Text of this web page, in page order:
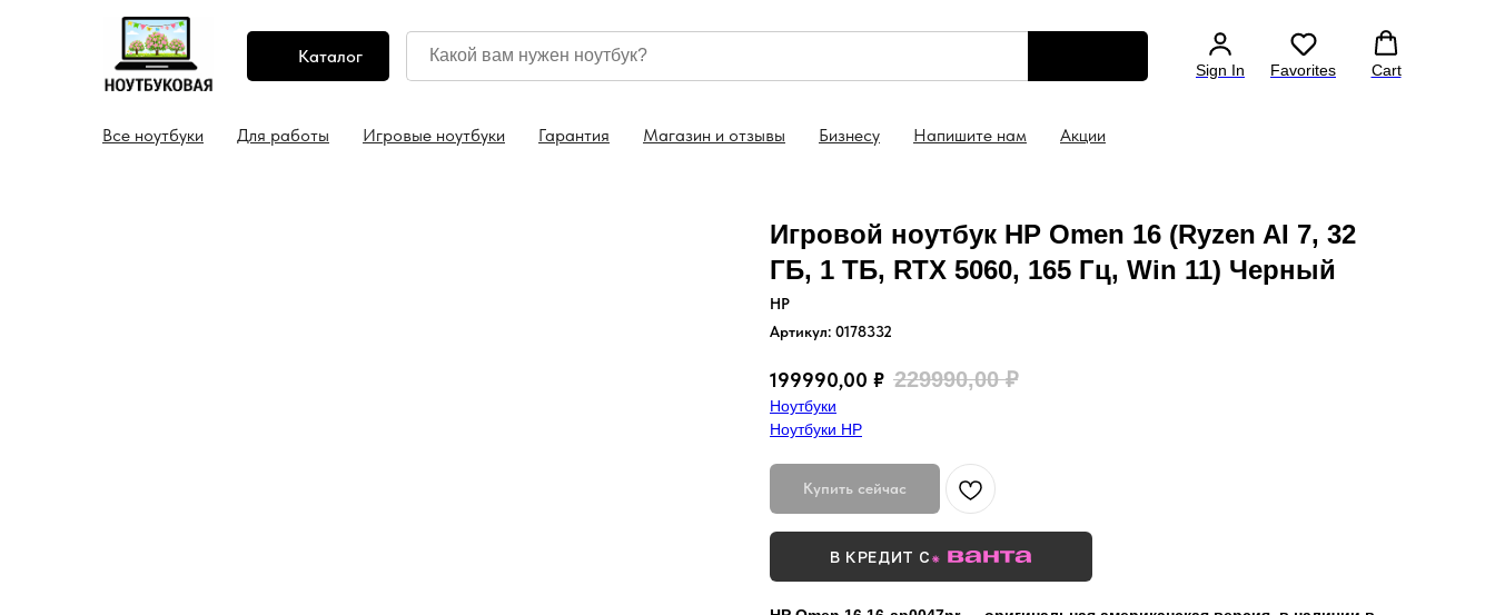
Каталог
Sign In Favorites Cart
Все ноутбуки Для работы Игровые ноутбуки Гарантия Магазин и отзывы Бизнесу Напишите нам Акции
5% на ноутбук уже в корзине Консультация: +7 (499) 130 46-44 Гарантия на все ноутбуки 1 год Скидка 5%
Игровой ноутбук HP Omen 16 (Ryzen AI 7, 32
ГБ, 1 ТБ, RTX 5060, 165 Гц, Win 11) Черный
HP
Артикул: 0178332
199990,00 ₽ 229990,00 ₽
Ноутбуки
Ноутбуки HP
Купить сейчас
В КРЕДИТ С